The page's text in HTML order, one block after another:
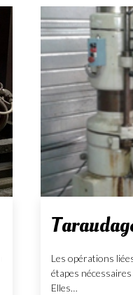
Les opérations
étapes
Elles…